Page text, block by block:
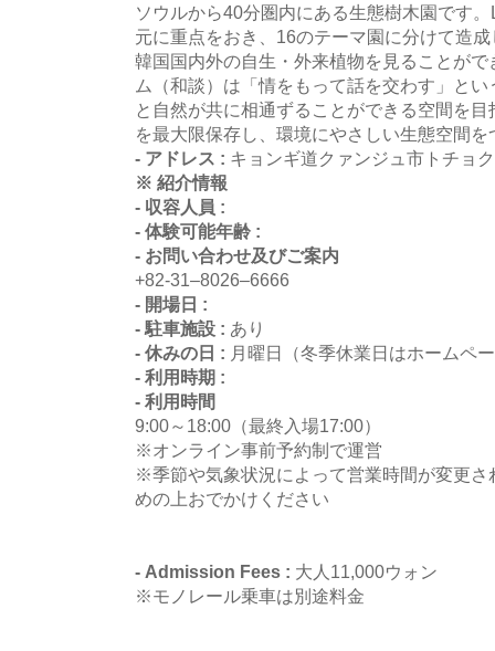
ソウルから40分圏内にある生態樹木園です
元に重点をおき、16のテーマ園に分けて造
韓国国内外の自生・外来植物を見ることが
ム（和談）は「情をもって話を交わす」と
と自然が共に相通ずることができる空間を
を最大限保存し、環境にやさしい生態空間
- アドレス : キョンギ道クァンジュ市トチョ
※ 紹介情報
- 収容人員 :
- 体験可能年齢 :
- お問い合わせ及びご案内
+82-31–8026–6666
- 開場日 :
- 駐車施設 : あり
- 休みの日 : 月曜日（冬季休業日はホームペ
- 利用時期 :
- 利用時間
9:00～18:00（最終入場17:00）
※オンライン事前予約制で運営
※季節や気象状況によって営業時間が変更
めの上おでかけください
- Admission Fees : 大人11,000ウォン
※モノレール乗車は別途料金